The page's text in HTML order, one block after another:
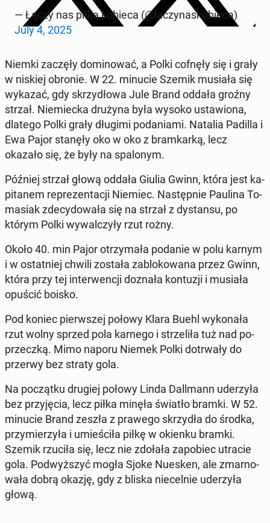
— Łączy nas piłka kobieca (@la­czy­na­sko­bie­ca)
July 4, 2025
Niemki zaczęły do­mi­no­wać, a Polki cofnęły się i grały
w niskiej obronie. W 22. minucie Szemik musiała się
wykazać, gdy skrzy­dło­wa Jule Brand oddała groźny
strzał. Nie­miec­ka drużyna była wysoko usta­wio­na,
dlatego Polki grały długimi po­da­nia­mi. Natalia Padilla i
Ewa Pajor stanęły oko w oko z bram­kar­ką, lecz
okazało się, że były na spa­lo­nym.
Później strzał głową oddała Giulia Gwinn, która jest ka­
pi­ta­nem re­pre­zen­ta­cji Niemiec. Na­stęp­nie Paulina To­
ma­siak zde­cy­do­wa­ła się na strzał z dy­stan­su, po
którym Polki wy­wal­czy­ły rzut rożny.
Około 40. min Pajor otrzy­ma­ła podanie w polu karnym
i w ostat­niej chwili została za­blo­ko­wa­na przez Gwinn,
która przy tej in­ter­wen­cji doznała kon­tu­zji i musiała
opuścić boisko.
Pod koniec pierw­szej połowy Klara Buehl wy­ko­na­ła
rzut wolny sprzed pola karnego i strze­li­ła tuż nad po­
przecz­ką. Mimo naporu Niemek Polki do­trwa­ły do
przerwy bez straty gola.
Na po­cząt­ku drugiej połowy Linda Dal­l­mann ude­rzy­ła
bez przy­ję­cia, lecz piłka minęła światło bramki. W 52.
minucie Brand zeszła z prawego skrzy­dła do środka,
przy­mie­rzy­ła i umie­ści­ła piłkę w okienku bramki.
Szemik rzuciła się, lecz nie zdołała za­po­biec utracie
gola. Pod­wyż­szyć mogła Sjoke Nuesken, ale zmar­no­
wa­ła dobrą okazję, gdy z bliska nie­cel­nie ude­rzy­ła
głową.